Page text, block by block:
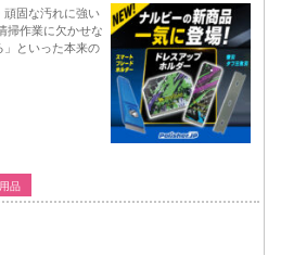
固な汚れに強い
掃作業に欠かせな
といった本来の
品